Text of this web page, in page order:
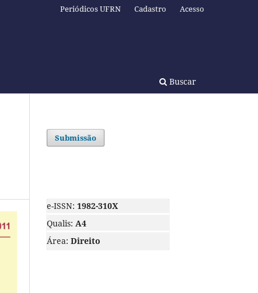
Buscar
Periódicos UFRN Cadastro Acesso
Submissão
e-ISSN: 1982-310X
Qualis: A4
Área: Direito